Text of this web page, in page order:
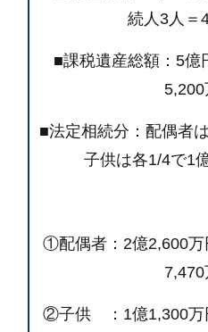
続人3人＝
■課税遺産総額：5億
5,200
■法定相続分：配偶者
子供は各1/4で1
①配偶者：2億2,600万
7,470
②子供 ：1億1,300万